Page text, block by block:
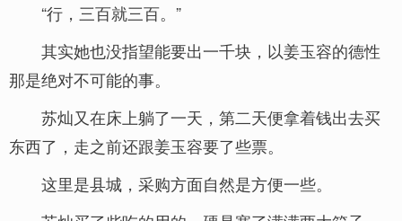
“行，三百就三百。”
其实她也没指望能要出一千块，以姜玉容的德性
那是绝对不可能的事。
苏灿又在床上躺了一天，第二天便拿着钱出去买
东西了，走之前还跟姜玉容要了些票。
这里是县城，采购方面自然是方便一些。